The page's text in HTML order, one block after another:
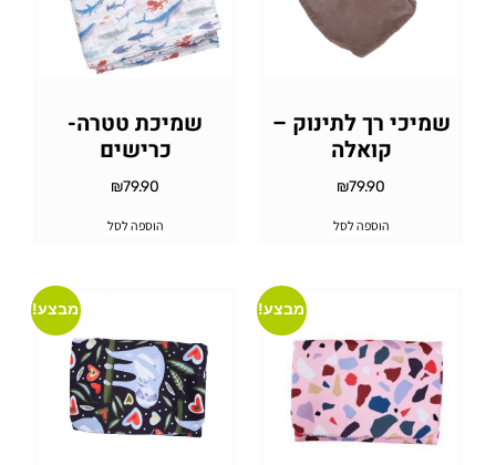
שמיכי רך לתינוק –
קואלה
₪79.90
הוספה לסל
שמיכת טטרה-
כרישים
₪79.90
הוספה לסל
מבצע! מבצע!